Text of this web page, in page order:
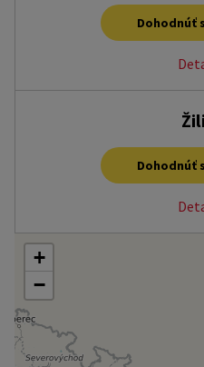
trnava@homecredit.sk
+421 33 7767 473
Dohodnúť
SC Zvolenská Európa,
zvolen@homecredit.sk
+421 33 7767 470
Dohodnúť
OC Mirage, Nám. A. Hlinku 7B,
po – ne, 9:00 – 20:00 hod.
+
−